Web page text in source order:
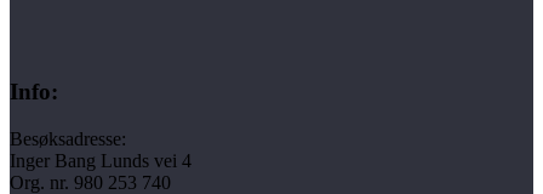
Info:
Besøksadresse:
Inger Bang Lunds vei 4
Org. nr. 980 253 740